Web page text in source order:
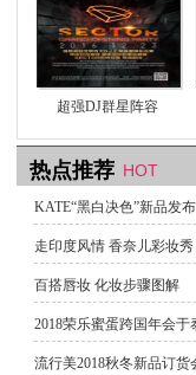
超强DJ群星阵容
热点推荐 HOT
KATE“黑白决色”新品发布
走印度风情 香奈儿彩妆秀
百搭唇妆 化妆步骤图解
2018荣乐蜜蛋跨国年会于
流行美2018秋冬新品订货